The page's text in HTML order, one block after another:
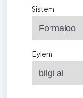
Sistem
Eylem